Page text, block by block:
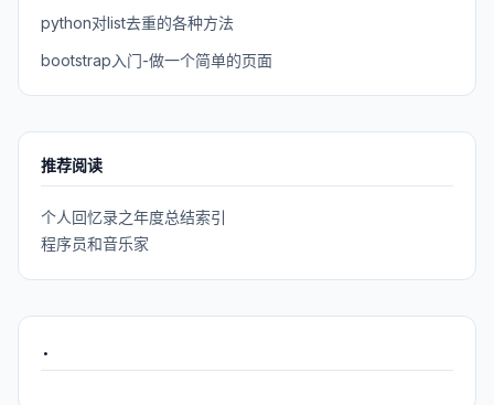
python对list去重的各种方法
bootstrap入门-做一个简单的页面
推荐阅读
个人回忆录之年度总结索引
程序员和音乐家
.